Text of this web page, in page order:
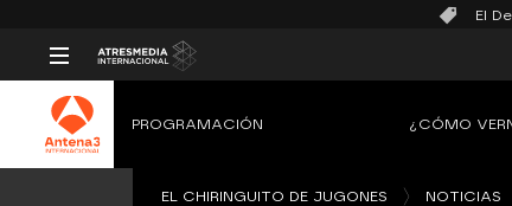
El
PROGRAMACIÓN ¿CÓMO
EL CHIRINGUITO DE JUGONES NOTICIAS